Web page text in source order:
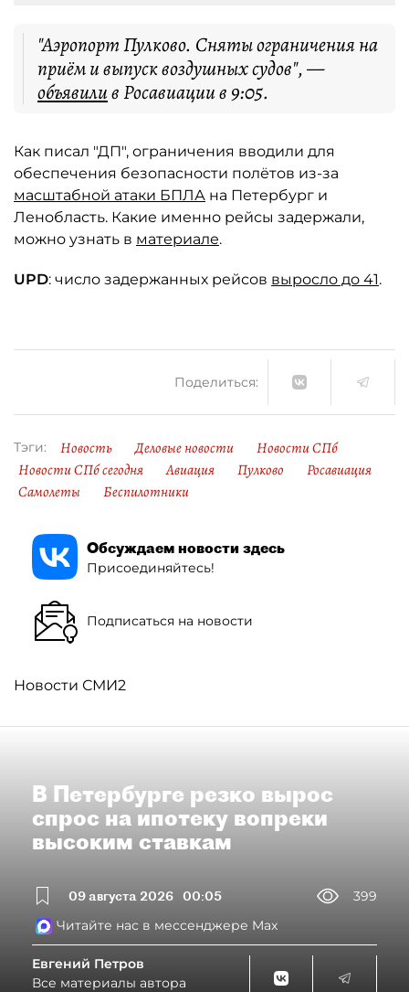
"Аэропорт Пулково. Сняты ограничения на
приём и выпуск воздушных судов", —
объявилив Росавиации в 9:05.
Как писал "ДП", ограничения вводили для
обеспечения безопасности полётов из-за
масштабной атаки БПЛА на Петербург и
Ленобласть. Какие именно рейсы задержали,
можно узнать в материале.
UPD: число задержанных рейсов выросло до 41.
Поделиться:
Тэги: Новость Деловые новости
Новости СПб
Новости СПб сегодня
Авиация Пулково
Росавиация
Самолеты
Беспилотники
Обсуждаем новости здесь
Присоединяйтесь!
Подписаться на новости
Новости СМИ2
В Петербурге резко вырос
спрос на ипотеку вопреки
высоким ставкам
09 августа 2026 00:05
399
Читайте нас в мессенджере Max
Евгений Петров
Все материалы автора